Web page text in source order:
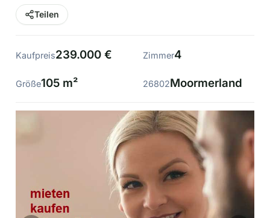
Teilen
Kaufpreis239.000 € Zimmer4
Größe105 m² 26802Moormerland